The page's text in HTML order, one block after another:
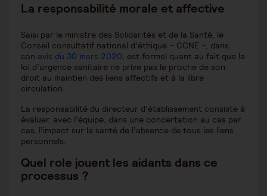
La responsabilité morale et affective
Saisi par le ministre des Solidarités et de la Santé, le
Conseil consultatif national d’éthique – CCNE -, dans
son avis du 30 mars 2020, est formel quant au fait que la
loi d’urgence sanitaire ne prive pas le proche de son
droit au maintien des liens affectifs et à la libre
circulation.
La responsabilité du directeur d’établissement consiste à
évaluer, avec l’équipe, dans une concertation au cas par
cas, l’impact sur la santé de l’absence de tous les liens
personnels.
Quel role jouent les aidants dans ce
processus ?